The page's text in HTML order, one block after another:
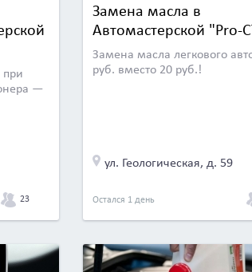
при
—
23
Замена масла в
Автомастерской "Pro-
Замена масла легкового
руб. вместо 20 руб.!
ул. Геологическая, д. 59
Остался 1 день